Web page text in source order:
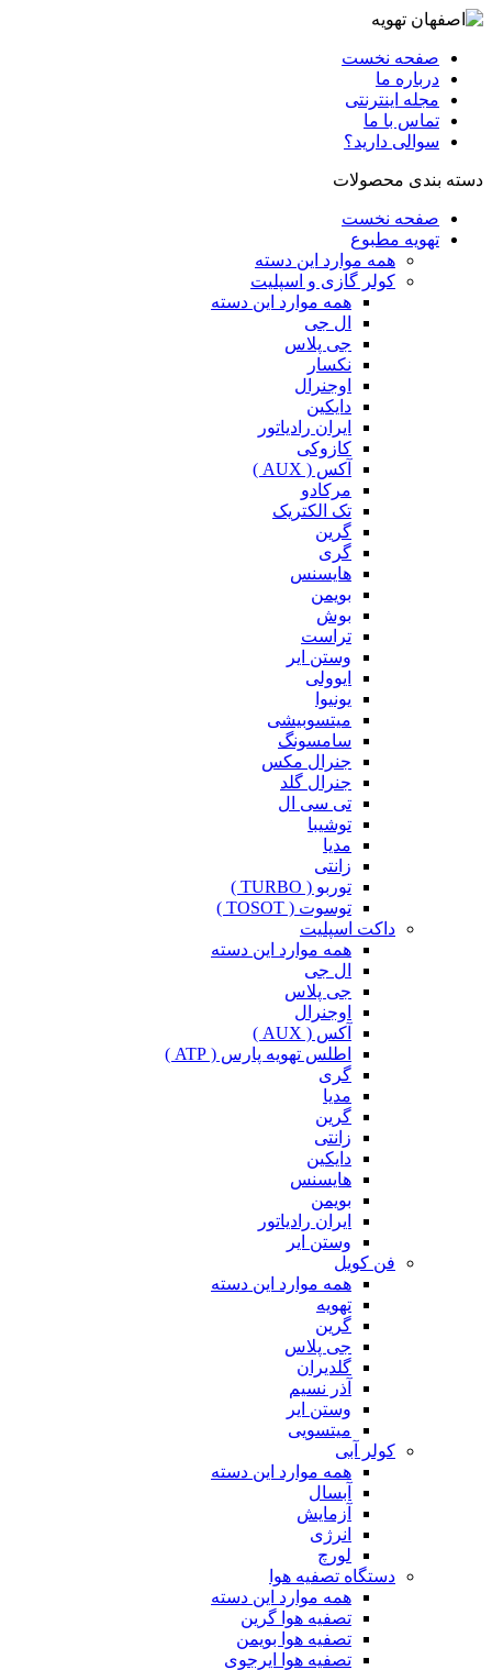
صفحه نخست
درباره ما
مجله اینترنتی
تماس با ما
سوالی دارید؟
دسته بندی محصولات
صفحه نخست
تهویه مطبوع
همه موارد این دسته
کولر گازی و اسپلیت
همه موارد این دسته
ال جی
جی پلاس
نکسار
اوجنرال
دایکین
ایران رادیاتور
کازوکی
آکس ( AUX )
مرکادو
تک الکتریک
گرین
گری
هایسنس
بویمن
بوش
تراست
وستن ایر
ایوولی
یونیوا
میتسوبیشی
سامسونگ
جنرال مکس
جنرال گلد
تی سی ال
توشیبا
مدیا
زانتی
توربو ( TURBO )
توسوت ( TOSOT )
داکت اسپلیت
همه موارد این دسته
ال جی
جی پلاس
اوجنرال
آکس ( AUX )
اطلس تهویه پارس ( ATP )
گری
مدیا
گرین
زانتی
دایکین
هایسنس
بویمن
ایران رادیاتور
وستن ایر
فن کویل
همه موارد این دسته
تهویه
گرین
جی پلاس
گلدیران
آذر نسیم
وستن ایر
میتسویی
کولر آبی
همه موارد این دسته
آبسال
آزمایش
انرژی
لورچ
دستگاه تصفیه هوا
همه موارد این دسته
تصفیه هوا گرین
تصفیه هوا بویمن
تصفیه هوا ایرجوی